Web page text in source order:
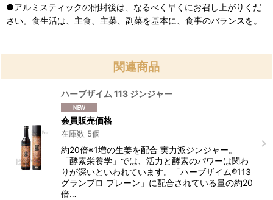
●アルミスティックの開封後は、なるべく早くにお召し上がりくだ
さい。食生活は、主食、主菜、副菜を基本に、食事のバランスを。
関連商品
ハーブザイム 113 ジンジャー
会員販売価格
在庫数 5個
約20倍※1増の生姜を配合 実力派ジンジャー。
「酵素栄養学」では、活力と酵素のパワーは関わ
りが深いといわれています。「ハーブザイム®113
グランプロ プレーン」に配合されている量の約20
倍…